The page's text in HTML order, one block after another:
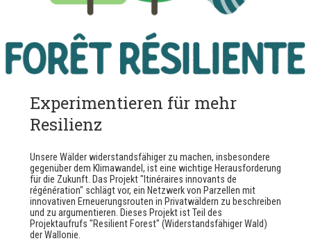
Experimentieren für mehr
Resilienz
Unsere Wälder widerstandsfähiger zu machen, insbesondere
gegenüber dem Klimawandel, ist eine wichtige Herausforderung
für die Zukunft. Das Projekt "Itinéraires innovants de
régénération" schlägt vor, ein Netzwerk von Parzellen mit
innovativen Erneuerungsrouten in Privatwäldern zu beschreiben
und zu argumentieren. Dieses Projekt ist Teil des
Projektaufrufs "Resilient Forest" (Widerstandsfähiger Wald)
der Wallonie.